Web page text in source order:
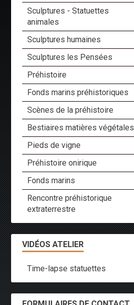
Sculptures - Statuettes
animales
Sculptures humaines
Sculptures les Pensées
Préhistoire
Fonds marins préhistoriques
Scènes de la préhistoire
Bestiaires matières végétales
Pieds de vigne
Préhistoire onirique
Fonds marins
Rencontre préhistorique
extraterrestre
VIDÉOS ATELIER
Time-lapse statuettes